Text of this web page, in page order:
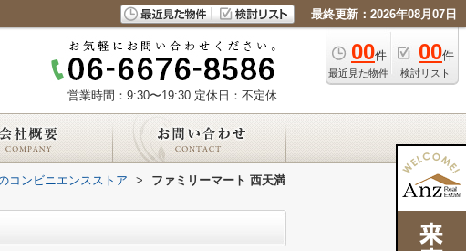
最終更新：2026年08月07日
00件
最近見た物件
00件
検討リスト
営業時間：9:30〜19:30 定休日：不定休
コンビニエンスストア >
ファミリーマート 西天満